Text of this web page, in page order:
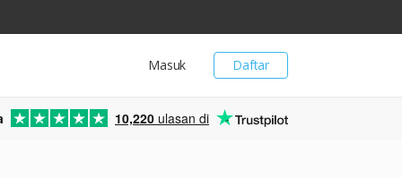
Daftar
Masuk
10,220 ulasan di